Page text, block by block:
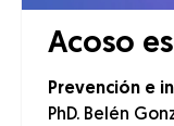
Acoso
Prevención e
PhD. Belén